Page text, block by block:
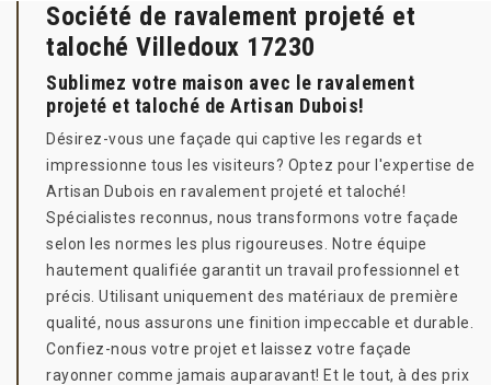
Société de ravalement projeté et
taloché Villedoux 17230
Sublimez votre maison avec le ravalement
projeté et taloché de Artisan Dubois!
Désirez-vous une façade qui captive les regards et
impressionne tous les visiteurs? Optez pour l'expertise de
Artisan Dubois en ravalement projeté et taloché!
Spécialistes reconnus, nous transformons votre façade
selon les normes les plus rigoureuses. Notre équipe
hautement qualifiée garantit un travail professionnel et
précis. Utilisant uniquement des matériaux de première
qualité, nous assurons une finition impeccable et durable.
Confiez-nous votre projet et laissez votre façade
rayonner comme jamais auparavant! Et le tout, à des prix